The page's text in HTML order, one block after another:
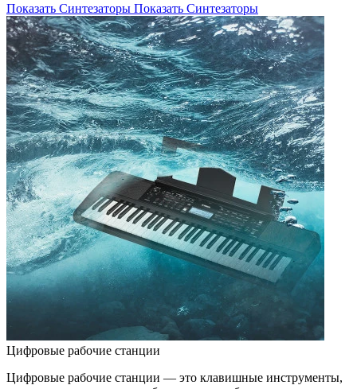
Показать Синтезаторы Показать Синтезаторы
Цифровые рабочие станции
Цифровые рабочие станции — это клавишные инструменты,